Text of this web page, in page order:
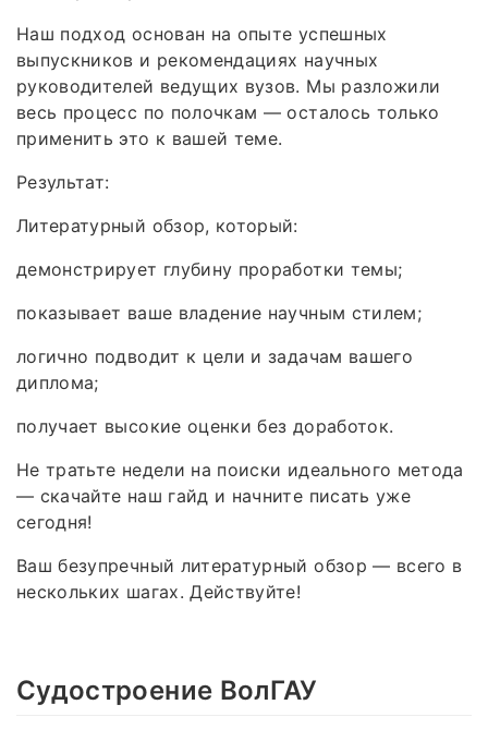
Наш подход основан на опыте успешных
выпускников и рекомендациях научных
руководителей ведущих вузов. Мы разложили
весь процесс по полочкам — осталось только
применить это к вашей теме.
Результат:
Литературный обзор, который:
демонстрирует глубину проработки темы;
показывает ваше владение научным стилем;
логично подводит к цели и задачам вашего
диплома;
получает высокие оценки без доработок.
Не тратьте недели на поиски идеального метода
— скачайте наш гайд и начните писать уже
сегодня!
Ваш безупречный литературный обзор — всего в
нескольких шагах. Действуйте!
Судостроение ВолГАУ